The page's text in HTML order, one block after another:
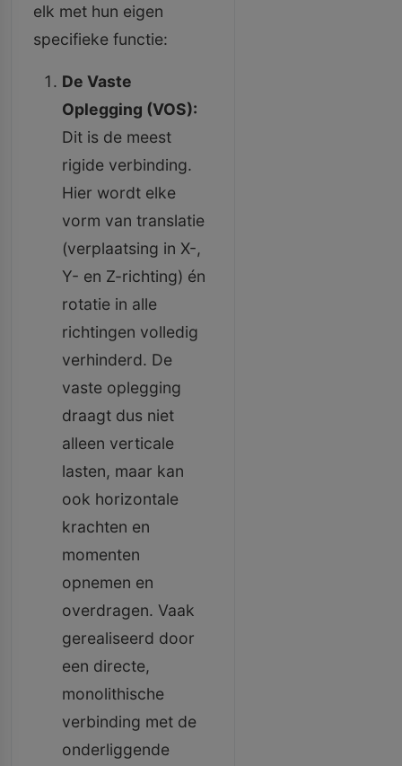
elk met hun eigen
specifieke functie:
De Vaste
Oplegging (VOS):
Dit is de meest
rigide verbinding.
Hier wordt elke
vorm van translatie
(verplaatsing in X-,
Y- en Z-richting) én
rotatie in alle
richtingen volledig
verhinderd. De
vaste oplegging
draagt dus niet
alleen verticale
lasten, maar kan
ook horizontale
krachten en
momenten
opnemen en
overdragen. Vaak
gerealiseerd door
een directe,
monolithische
verbinding met de
onderliggende